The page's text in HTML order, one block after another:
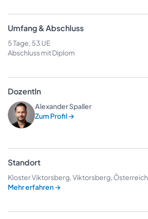
Umfang & Abschluss
5 Tage, 53 UE
Abschluss mit Diplom
DozentIn
Alexander Spaller
Zum Profil→
Standort
Kloster Viktorsberg, Viktorsberg, Österreich
Mehr erfahren→